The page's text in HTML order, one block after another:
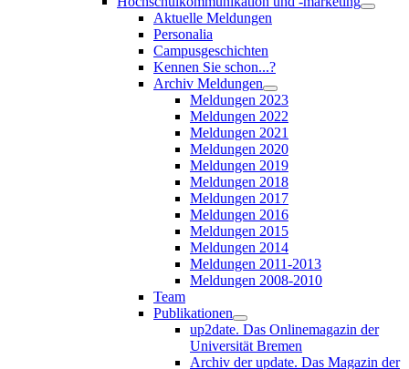
Aktuelle Meldungen
Personalia
Campusgeschichten
Kennen Sie schon...?
Archiv Meldungen
Meldungen 2023
Meldungen 2022
Meldungen 2021
Meldungen 2020
Meldungen 2019
Meldungen 2018
Meldungen 2017
Meldungen 2016
Meldungen 2015
Meldungen 2014
Meldungen 2011-2013
Meldungen 2008-2010
Team
Publikationen
up2date. Das Onlinemagazin der
Universität Bremen
Archiv der update. Das Magazin der